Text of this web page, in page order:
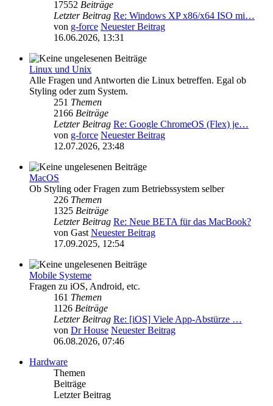
17552 Beiträge
Letzter Beitrag Re: Windows XP x86/x64 ISO mi…
von g-force Neuester Beitrag
16.06.2026, 13:31
Linux und Unix
Alle Fragen und Antworten die Linux betreffen. Egal ob
Styling oder zum System.
251 Themen
2166 Beiträge
Letzter Beitrag Re: Google ChromeOS (Flex) je…
von g-force Neuester Beitrag
12.07.2026, 23:48
MacOS
Ob Styling oder Fragen zum Betriebssystem selber
226 Themen
1325 Beiträge
Letzter Beitrag Re: Neue BETA für das MacBook?
von Gast Neuester Beitrag
17.09.2025, 12:54
Mobile Systeme
Fragen zu iOS, Android, etc.
161 Themen
1126 Beiträge
Letzter Beitrag Re: [iOS] Viele App-Abstürze …
von Dr House Neuester Beitrag
06.08.2026, 07:46
Hardware
Themen
Beiträge
Letzter Beitrag